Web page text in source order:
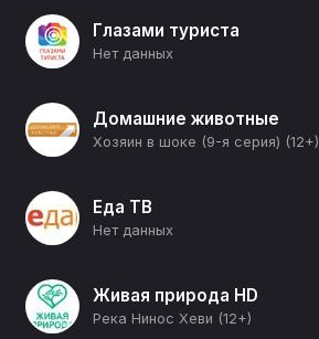
Глазами туриста
Нет данных
Домашние животные
Хозяин в шоке (9-я серия) (12+)
Еда ТВ
Нет данных
Живая природа HD
Река Нинос Хеви (12+)